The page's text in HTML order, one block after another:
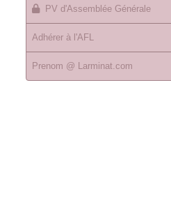
PV d'Assemblée Générale
Adhérer à l'AFL
Prenom @ Larminat.com